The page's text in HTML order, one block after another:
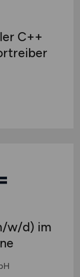
C++
w/d) im